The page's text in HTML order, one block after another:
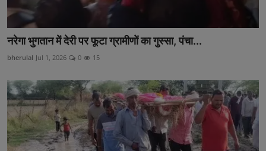
नरेगा भुगतान में देरी पर फूटा ग्रामीणों का गुस्सा, पंचा...
bherulal Jul 1, 2026 0 15